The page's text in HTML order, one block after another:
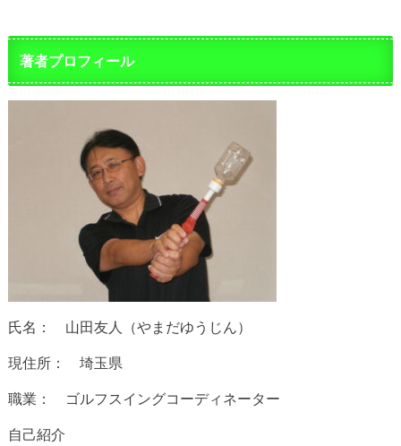
著者プロフィール
氏名： 山田友人（やまだゆうじん）
現住所： 埼玉県
職業： ゴルフスイングコーディネーター
自己紹介